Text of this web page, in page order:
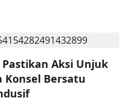
Aksi Unjuk
Konsel Bersatu